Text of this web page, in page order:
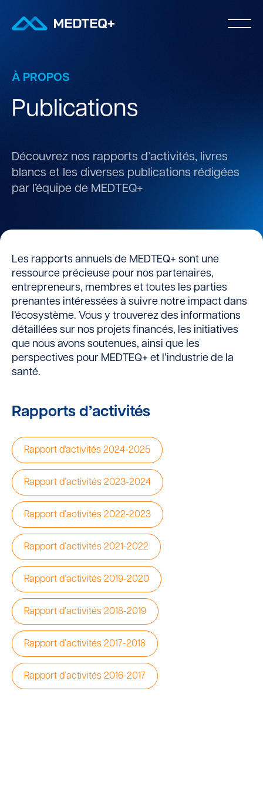
À PROPOS
Publications
Découvrez nos rapports d’activités, livres
blancs et les diverses publications rédigées
par l’équipe de MEDTEQ+
Les rapports annuels de MEDTEQ+ sont une
ressource précieuse pour nos partenaires,
entrepreneurs, membres et toutes les parties
prenantes intéressées à suivre notre impact dans
l’écosystème. Vous y trouverez des informations
détaillées sur nos projets financés, les initiatives
que nous avons soutenues, ainsi que les
perspectives pour MEDTEQ+ et l’industrie de la
santé.
Rapports d’activités
Rapport d'activités 2024-2025
Rapport d’activités 2023-2024
Rapport d’activités 2022-2023
Rapport d’activités 2021-2022
Rapport d’activités 2019-2020
Rapport d’activités 2018-2019
Rapport d’activités 2017-2018
Rapport d’activités 2016-2017